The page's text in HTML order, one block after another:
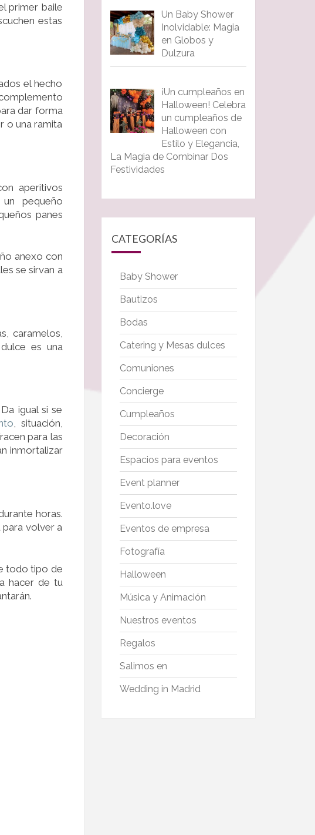
primer baile
estas
el hecho
dar forma
o una ramita
aperitivos
pequeño
panes
anexo con
se sirvan a
caramelos,
es una
igual si se
, situación,
para las
inmortalizar
horas.
volver a
todo tipo de
hacer de tu
Un Baby Shower
Inolvidable: Magia
en Globos y
Dulzura
¡Un cumpleaños en
Halloween! Celebra
un cumpleaños de
Halloween con
Estilo y Elegancia,
La Magia de Combinar Dos
Festividades
CATEGORÍAS
Baby Shower
Bautizos
Bodas
Catering y Mesas dulces
Comuniones
Concierge
Cumpleaños
Decoración
Espacios para eventos
Event planner
Evento.love
Eventos de empresa
Fotografía
Halloween
Música y Animación
Nuestros eventos
Regalos
Salimos en
Wedding in Madrid